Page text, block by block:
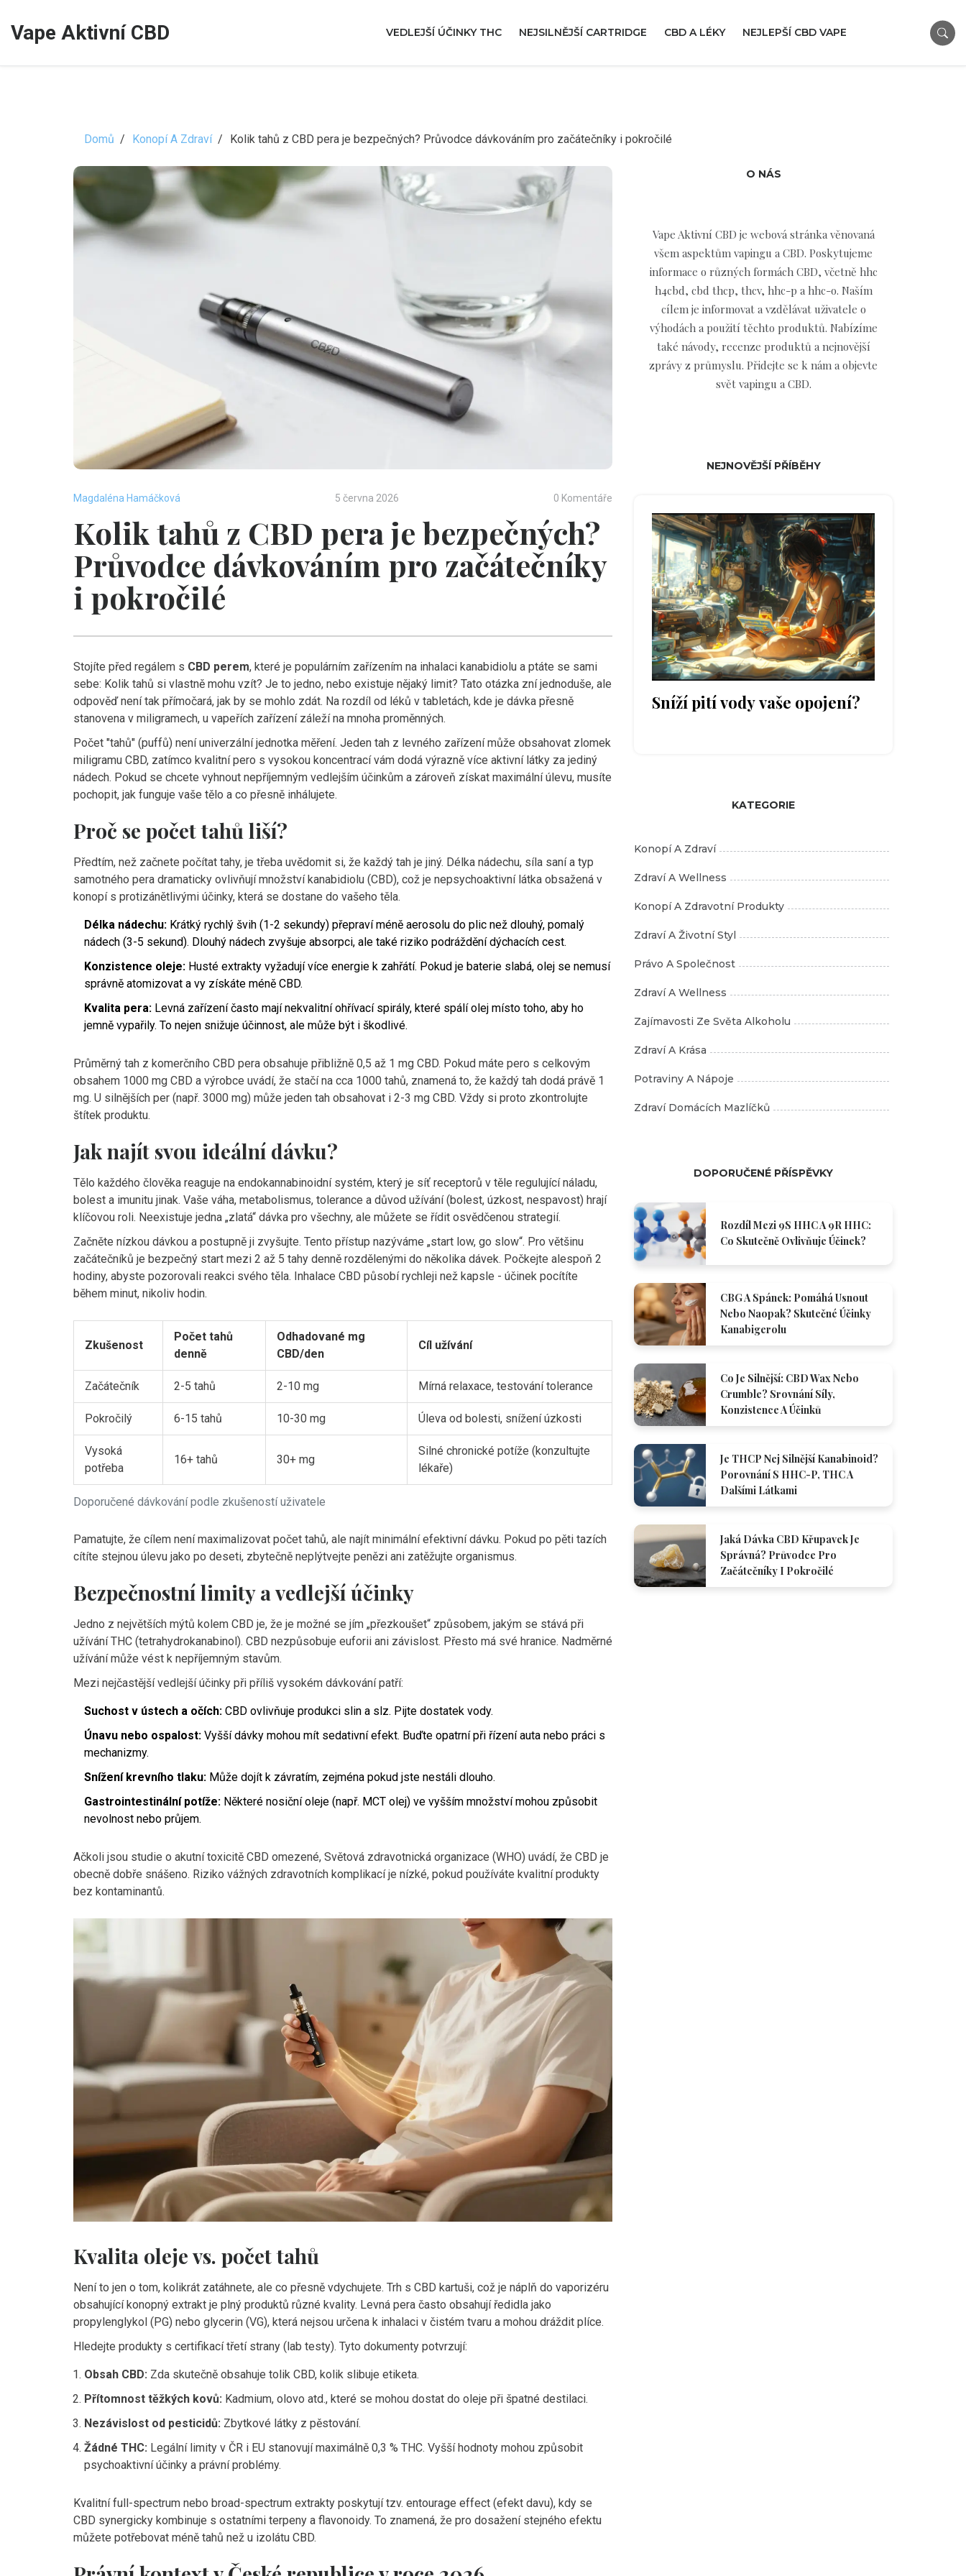
Vape Aktivní CBD VEDLEJŠÍ ÚČINKY THC NEJSILNĚJŠÍ CARTRIDGE CBD A LÉKY NEJLEPŠÍ CBD VAPE
Domů Konopí A Zdraví Kolik tahů z CBD pera je bezpečných? Průvodce dávkováním pro začátečníky i pokročilé
Magdaléna Hamáčková 5 června 2026 0 Komentáře
Kolik tahů z CBD pera je bezpečných?
Průvodce dávkováním pro začátečníky
i pokročilé
Stojíte před regálem s CBD perem, které je populárním zařízením na inhalaci kanabidiolu a ptáte se sami
sebe: Kolik tahů si vlastně mohu vzít? Je to jedno, nebo existuje nějaký limit? Tato otázka zní jednoduše, ale
odpověď není tak přímočará, jak by se mohlo zdát. Na rozdíl od léků v tabletách, kde je dávka přesně
stanovena v miligramech, u vapeřích zařízení záleží na mnoha proměnných.
Počet "tahů" (puffů) není univerzální jednotka měření. Jeden tah z levného zařízení může obsahovat zlomek
miligramu CBD, zatímco kvalitní pero s vysokou koncentrací vám dodá výrazně více aktivní látky za jediný
nádech. Pokud se chcete vyhnout nepříjemným vedlejším účinkům a zároveň získat maximální úlevu, musíte
pochopit, jak funguje vaše tělo a co přesně inhálujete.
Proč se počet tahů liší?
Předtím, než začnete počítat tahy, je třeba uvědomit si, že každý tah je jiný. Délka nádechu, síla saní a typ
samotného pera dramaticky ovlivňují množstvíkanabidiolu (CBD), což je nepsychoaktivní látka obsažená v
konopí s protizánětlivými účinky, která se dostane do vašeho těla.
Délka nádechu: Krátký rychlý švih (1-2 sekundy) přepraví méně aerosolu do plic než dlouhý, pomalý
nádech (3-5 sekund). Dlouhý nádech zvyšuje absorpci, ale také riziko podráždění dýchacích cest.
Konzistence oleje: Husté extrakty vyžadují více energie k zahřátí. Pokud je baterie slabá, olej se nemusí
správně atomizovat a vy získáte méně CBD.
Kvalita pera: Levná zařízení často mají nekvalitní ohřívací spirály, které spálí olej místo toho, aby ho
jemně vypařily. To nejen snižuje účinnost, ale může být i škodlivé.
Průměrný tah z komerčního CBD pera obsahuje přibližně 0,5 až 1 mg CBD. Pokud máte pero s celkovým
obsahem 1000 mg CBD a výrobce uvádí, že stačí na cca 1000 tahů, znamená to, že každý tah dodá právě 1
mg. U silnějších per (např. 3000 mg) může jeden tah obsahovat i 2-3 mg CBD. Vždy si proto zkontrolujte
štítek produktu.
Jak najít svou ideální dávku?
Tělo každého člověka reaguje na endokannabinoidní systém, který je síť receptorů v těle regulující náladu,
bolest a imunitu jinak. Vaše váha, metabolismus, tolerance a důvod užívání (bolest, úzkost, nespavost) hrají
klíčovou roli. Neexistuje jedna „zlatá“ dávka pro všechny, ale můžete se řídit osvědčenou strategií.
Začněte nízkou dávkou a postupně ji zvyšujte. Tento přístup nazýváme „start low, go slow“. Pro většinu
začátečníků je bezpečný start mezi 2 až 5 tahy denně rozdělenými do několika dávek. Počkejte alespoň 2
hodiny, abyste pozorovali reakci svého těla. Inhalace CBD působí rychleji než kapsle - účinek pocítíte
během minut, nikoliv hodin.
Doporučené dávkování podle zkušeností uživatele
Zkušenost
Počet tahů
denně
Odhadované mg
CBD/den
Cíl užívání
Začátečník 2-5 tahů 2-10 mg Mírná relaxace, testování tolerance
Pokročilý 6-15 tahů 10-30 mg Úleva od bolesti, snížení úzkosti
Vysoká
potřeba
16+ tahů 30+ mg
Silné chronické potíže (konzultujte
lékaře)
Pamatujte, že cílem není maximalizovat počet tahů, ale najít minimální efektivní dávku. Pokud po pěti tazích
cítíte stejnou úlevu jako po deseti, zbytečně neplýtvejte penězi ani zatěžujte organismus.
Bezpečnostní limity a vedlejší účinky
Jedno z největších mýtů kolem CBD je, že je možné se jím „přezkoušet“ způsobem, jakým se stává při
užívání THC (tetrahydrokanabinol). CBD nezpůsobuje euforii ani závislost. Přesto má své hranice. Nadměrné
užívání může vést k nepříjemným stavům.
Mezi nejčastější vedlejší účinky při příliš vysokém dávkování patří:
Suchost v ústech a očích: CBD ovlivňuje produkci slin a slz. Pijte dostatek vody.
Únavu nebo ospalost: Vyšší dávky mohou mít sedativní efekt. Buďte opatrní při řízení auta nebo práci s
mechanizmy.
Snížení krevního tlaku: Může dojít k závratím, zejména pokud jste nestáli dlouho.
Gastrointestinální potíže: Některé nosiční oleje (např. MCT olej) ve vyšším množství mohou způsobit
nevolnost nebo průjem.
Ačkoli jsou studie o akutní toxicitě CBD omezené, Světová zdravotnická organizace (WHO) uvádí, že CBD je
obecně dobře snášeno. Riziko vážných zdravotních komplikací je nízké, pokud používáte kvalitní produkty
bez kontaminantů.
Kvalita oleje vs. počet tahů
Není to jen o tom, kolikrát zatáhnete, ale co přesně vdychujete. Trh s CBD kartuši, což je náplň do vaporizéru
obsahující konopný extrakt je plný produktů různé kvality. Levná pera často obsahují ředidla jako
propylenglykol (PG) nebo glycerin (VG), která nejsou určena k inhalaci v čistém tvaru a mohou dráždit plíce.
Hledejte produkty s certifikací třetí strany (lab testy). Tyto dokumenty potvrzují:
Obsah CBD: Zda skutečně obsahuje tolik CBD, kolik slibuje etiketa.
Přítomnost těžkých kovů: Kadmium, olovo atd., které se mohou dostat do oleje při špatné destilaci.
Nezávislost od pesticidů: Zbytkové látky z pěstování.
Žádné THC: Legální limity v ČR i EU stanovují maximálně 0,3 % THC. Vyšší hodnoty mohou způsobit
psychoaktivní účinky a právní problémy.
Kvalitní full-spectrum nebo broad-spectrum extrakty poskytují tzv. entourage effect (efekt davu), kdy se
CBD synergicky kombinuje s ostatními terpeny a flavonoidy. To znamená, že pro dosažení stejného efektu
můžete potřebovat méně tahů než u izolátu CBD.
O NÁS
Vape Aktivní CBD je webová stránka věnovaná
všem aspektům vapingu a CBD. Poskytujeme
informace o různých formách CBD, včetně hhc
h4cbd, cbd thcp, thcv, hhc-p a hhc-o. Naším
cílem je informovat a vzdělávat uživatele o
výhodách a použití těchto produktů. Nabízíme
také návody, recenze produktů a nejnovější
zprávy z průmyslu. Přidejte se k nám a objevte
svět vapingu a CBD.
NEJNOVĚJŠÍ PŘÍBĚHY
Sníží pití vody vaše opojení?
KATEGORIE
Konopí A Zdraví
Zdraví A Wellness
Konopí A Zdravotní Produkty
Zdraví A Životní Styl
Právo A Společnost
Zdraví A Wellness
Zajímavosti Ze Světa Alkoholu
Zdraví A Krása
Potraviny A Nápoje
Zdraví Domácích Mazlíčků
DOPORUČENÉ PŘÍSPĚVKY
Rozdíl Mezi 9S HHC A 9R HHC:
Co Skutečně Ovlivňuje Účinek?
CBG A Spánek: Pomáhá Usnout
Nebo Naopak? Skutečné Účinky
Kanabigerolu
Co Je Silnější: CBD Wax Nebo
Crumble? Srovnání Síly,
Konzistence A Účinků
Je THCP Nej Silnější Kanabinoid?
Porovnání S HHC-P, THC A
Dalšími Látkami
Jaká Dávka CBD Křupavek Je
Správná? Průvodce Pro
Začátečníky I Pokročilé